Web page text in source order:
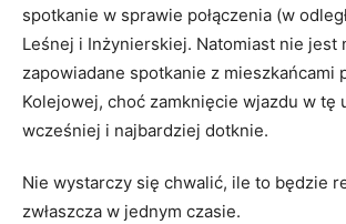
spotkanie w sprawie połączenia (w
Leśnej i Inżynierskiej. Natomiast nie jest
zapowiadane spotkanie z mieszkańcami
Kolejowej, choć zamknięcie wjazdu w tę
wcześniej i najbardziej dotknie.
Nie wystarczy się chwalić, ile to będzie
zwłaszcza w jednym czasie.